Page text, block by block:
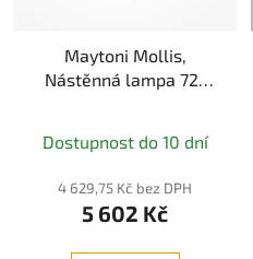
Maytoni Mollis,
Nástěnná lampa 72-
Dostupnost do 10 dní
4 629,75 Kč bez DPH
5 602 Kč